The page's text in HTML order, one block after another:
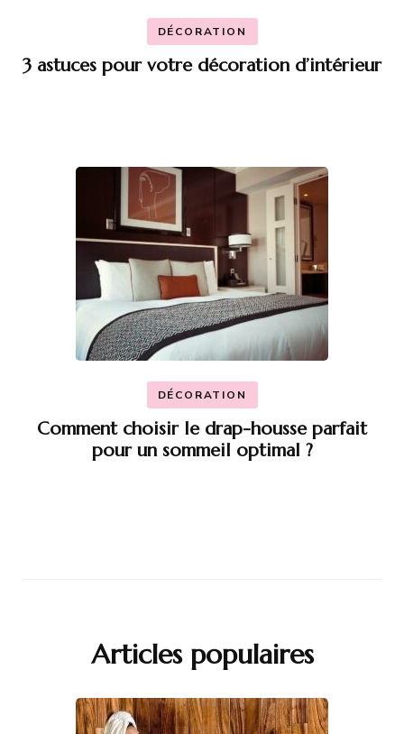
DÉCORATION
3 astuces pour votre décoration d’intérieur
DÉCORATION
Comment choisir le drap-housse parfait
pour un sommeil optimal ?
Articles populaires